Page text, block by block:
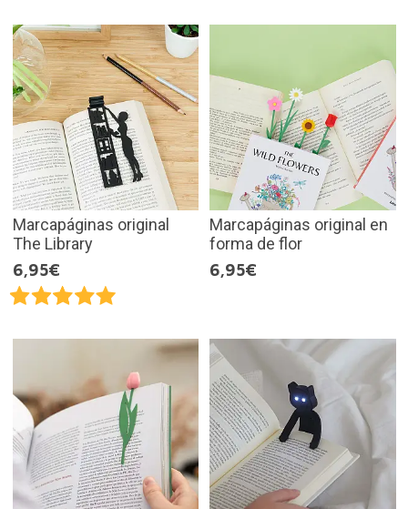
Marcapáginas original
The Library
6,95€
Marcapáginas original en
forma de flor
6,95€